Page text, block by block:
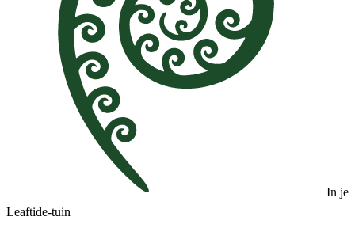
In je
Leaftide-tuin